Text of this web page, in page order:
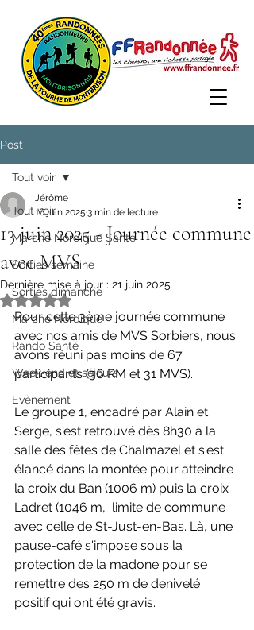
Post
Tout voir
Marche Nordique Santé
Sorties semaine
Sorties dimanche
Marche Nordique
Rando Santé
Week-end et séjours
Evènement
Tout voir
13 juin 2025 - Journée commune
avec MVS
Jérôme
16 juin 2025 3 min de lecture
Dernière mise à jour : 21 juin 2025
Noté NaN étoiles sur 5.
Pour cette 3ème journée commune
avec nos amis de MVS Sorbiers, nous
avons réuni pas moins de 67
participants (36 RM et 31 MVS).
Le groupe 1, encadré par Alain et
Serge, s'est retrouvé dès 8h30 à la
salle des fêtes de Chalmazel et s'est
élancé dans la montée pour atteindre
la croix du Ban (1006 m) puis la croix
Ladret (1046 m,  limite de commune
avec celle de St-Just-en-Bas. Là, une
pause-café s'impose sous la
protection de la madone pour se
remettre des 250 m de denivelé
positif qui ont été gravis.